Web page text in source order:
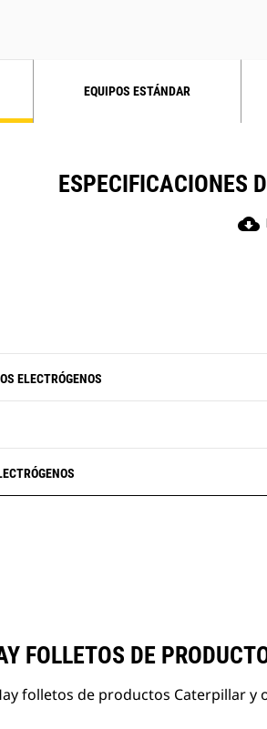
EQUIPOS ESTÁNDAR
ESPECIFICACIONES
cloud_download
ELECTRÓGENOS
FOLLETOS DE
folletos de productos Caterpillar